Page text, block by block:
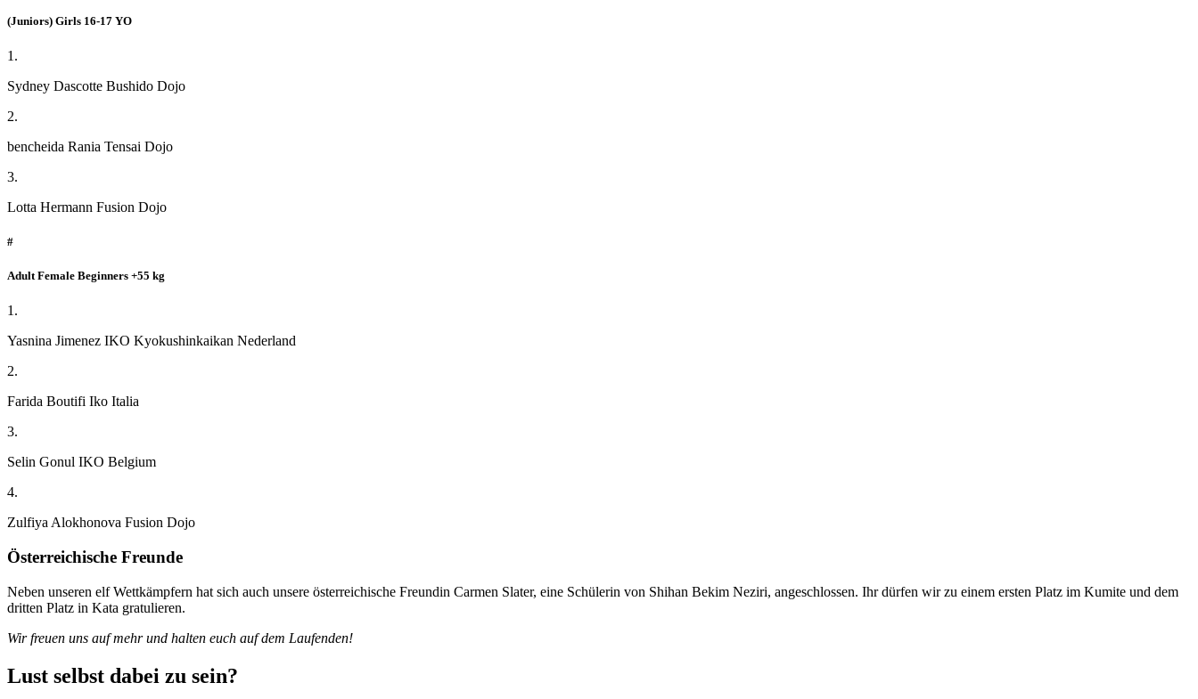
(Juniors) Girls 16-17 YO
1.
Sydney Dascotte Bushido Dojo
2.
bencheida Rania Tensai Dojo
3.
Lotta Hermann Fusion Dojo
#
Adult Female Beginners +55 kg
1.
Yasnina Jimenez IKO Kyokushinkaikan Nederland
2.
Farida Boutifi Iko Italia
3.
Selin Gonul IKO Belgium
4.
Zulfiya Alokhonova Fusion Dojo
Österreichische Freunde
Neben unseren elf Wettkämpfern hat sich auch unsere österreichische Freundin Carmen Slater, eine Schülerin von Shihan Bekim Neziri, angeschlossen. Ihr dürfen wir zu einem ersten Platz im Kumite und dem
dritten Platz in Kata gratulieren.
Wir freuen uns auf mehr und halten euch auf dem Laufenden!
Lust selbst dabei zu sein?